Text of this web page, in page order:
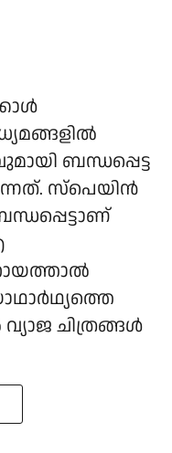
ബന്ധപ്പെട്ട
സ്‌പെയിൻ
ചിത്രങ്ങൾ